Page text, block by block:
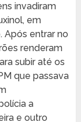
invadiram
em
Após entrar no
renderam
subir até os
que passava
a
e outro